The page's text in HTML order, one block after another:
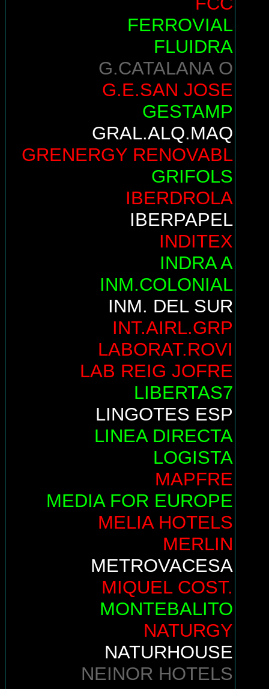
FERROVIAL
FLUIDRA
G.CATALANA O
G.E.SAN JOSE
GESTAMP
GRAL.ALQ.MAQ
GRENERGY RENOVABL
GRIFOLS
IBERDROLA
IBERPAPEL
INDITEX
INDRA A
INM.COLONIAL
INM. DEL SUR
INT.AIRL.GRP
LABORAT.ROVI
LAB REIG JOFRE
LIBERTAS7
LINGOTES ESP
LINEA DIRECTA
LOGISTA
MAPFRE
MEDIA FOR EUROPE
MELIA HOTELS
MERLIN
METROVACESA
MIQUEL COST.
MONTEBALITO
NATURGY
NATURHOUSE
NEINOR HOTELS